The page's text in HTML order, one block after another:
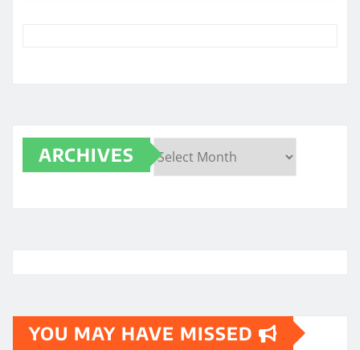
ARCHIVES
YOU MAY HAVE MISSED